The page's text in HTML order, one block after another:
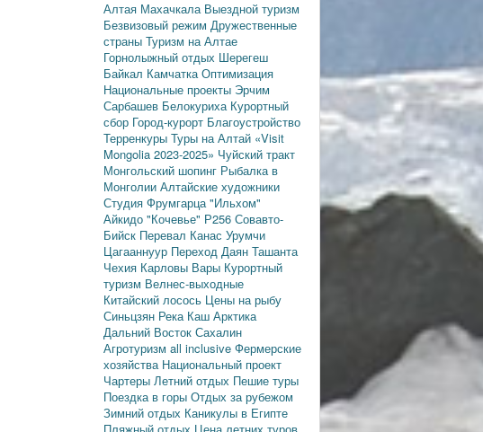
Алтая Махачкала Выездной туризм
Безвизовый режим Дружественные
страны Туризм на Алтае
Горнолыжный отдых Шерегеш
Байкал КамчаткаОптимизация
Национальные проекты Эрчим
Сарбашев Белокуриха Курортный
сбор Город-курорт Благоустройство
Терренкуры Туры на Алтай «Visit
Mongolia 2023-2025» Чуйский тракт
Монгольский шопинг Рыбалка в
Монголии Алтайские художники
Студия Фрумгарца"Ильхом"
Айкидо "Кочевье" Р256 Совавто-
Бийск Перевал Канас Урумчи
Цагааннуур Переход Даян Ташанта
Чехия Карловы Вары Курортный
туризм Велнес-выходные
Китайский лосось Цены на рыбу
Синьцзян Река Каш Арктика
Дальний Восток Сахалин
Агротуризм all inclusive Фермерские
хозяйства Национальный проект
Чартеры Летний отдых Пешие туры
Поездка в горы Отдых за рубежом
Зимний отдых Каникулы в Египте